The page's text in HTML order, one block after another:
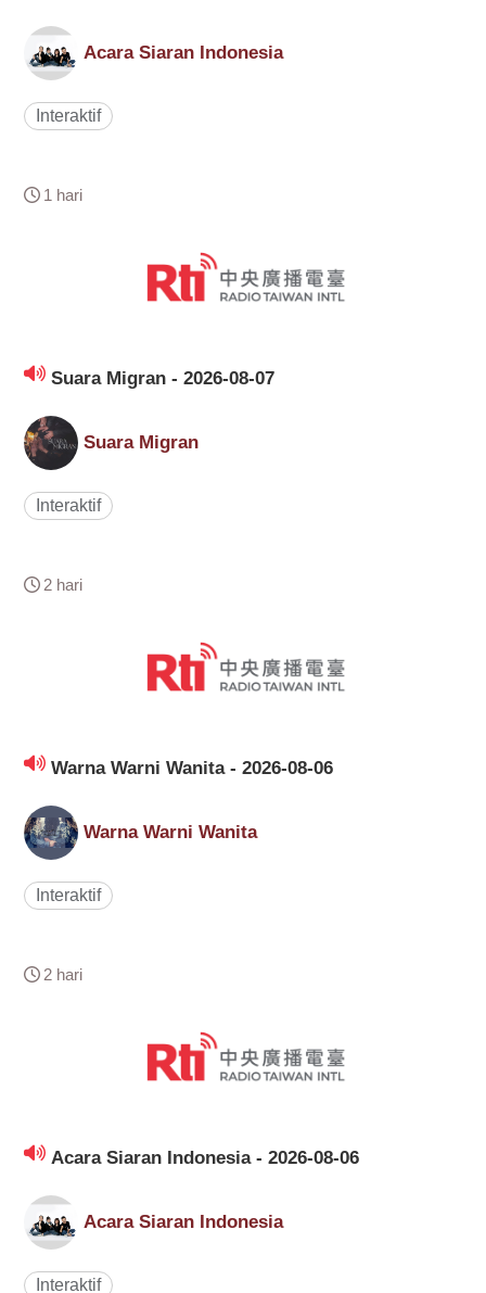
Acara Siaran Indonesia
Interaktif
1 hari
Suara Migran - 2026-08-07
Suara Migran
Interaktif
2 hari
Warna Warni Wanita - 2026-08-06
Warna Warni Wanita
Interaktif
2 hari
Acara Siaran Indonesia - 2026-08-06
Acara Siaran Indonesia
Interaktif